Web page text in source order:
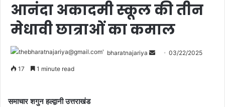
आनंदा अकादमी स्कूल की तीन
मेधावी छात्राओं का कमाल
bharatnajariya 03/22/2025
17 1 minute read
समाचार शगुन हल्द्वानी उत्तराखंड